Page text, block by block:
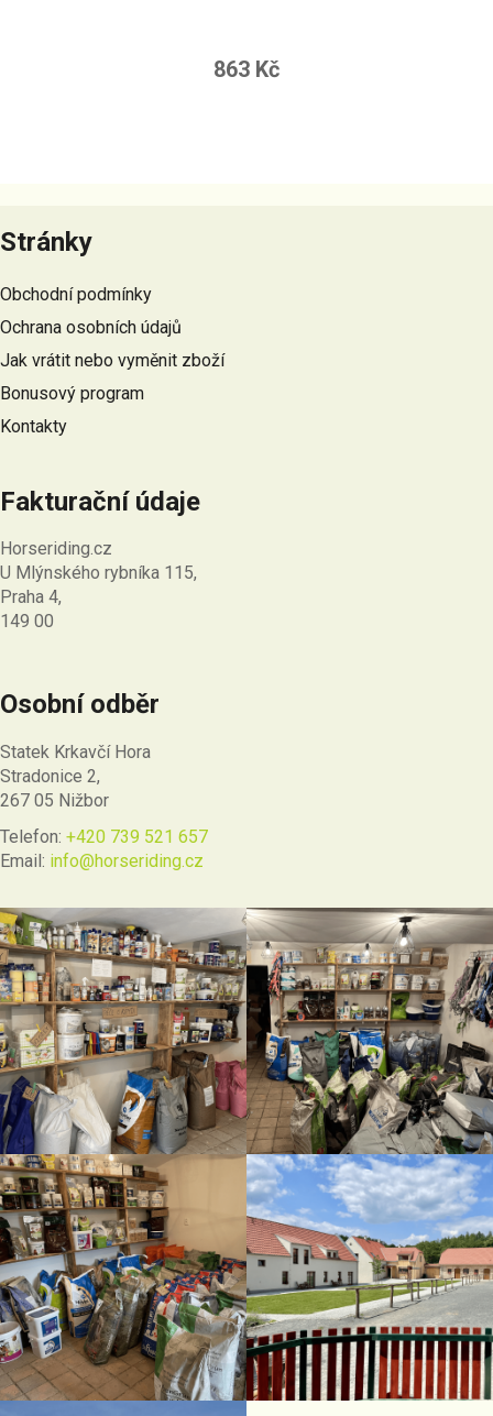
863 Kč
á
p
a
t
í
Stránky
Obchodní podmínky
Ochrana osobních údajů
Jak vrátit nebo vyměnit zboží
Bonusový program
Kontakty
Fakturační údaje
Horseriding.cz
U Mlýnského rybníka 115,
Praha 4,
149 00
Osobní odběr
Statek Krkavčí Hora
Stradonice 2,
267 05 Nižbor
Telefon: +420 739 521 657
Email: info@horseriding.cz